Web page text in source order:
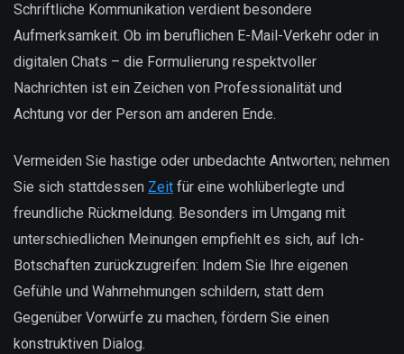
Schriftliche Kommunikation verdient besondere
Aufmerksamkeit. Ob im beruflichen E-Mail-Verkehr oder in
digitalen Chats – die Formulierung respektvoller
Nachrichten ist ein Zeichen von Professionalität und
Achtung vor der Person am anderen Ende.
Vermeiden Sie hastige oder unbedachte Antworten; nehmen
Sie sich stattdessen Zeit für eine wohlüberlegte und
freundliche Rückmeldung. Besonders im Umgang mit
unterschiedlichen Meinungen empfiehlt es sich, auf Ich-
Botschaften zurückzugreifen: Indem Sie Ihre eigenen
Gefühle und Wahrnehmungen schildern, statt dem
Gegenüber Vorwürfe zu machen, fördern Sie einen
konstruktiven Dialog.